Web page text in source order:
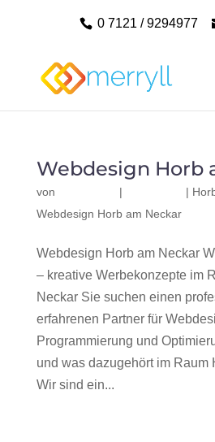
0 7121 / 9294977
Webdesign Horb
von | |
Webdesign Horb am Neckar
Webdesign Horb am Neckar
– kreative Werbekonzepte im
Neckar Sie suchen einen
erfahrenen Partner für
Programmierung und
und was dazugehört im Raum
Wir sind ein...